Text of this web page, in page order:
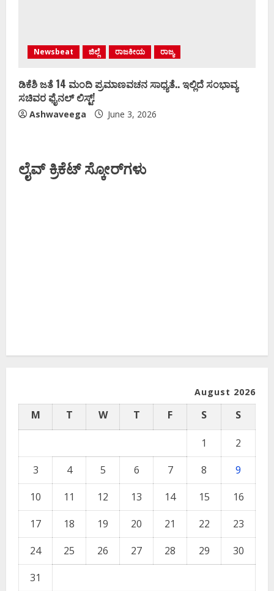
Newsbeat ಜಿಲ್ಲೆ ರಾಜಕೀಯ ರಾಜ್ಯ
ಡಿಕೆಶಿ ಜತೆ 14 ಮಂದಿ ಪ್ರಮಾಣವಚನ ಸಾಧ್ಯತೆ.. ಇಲ್ಲಿದೆ ಸಂಭಾವ್ಯ
ಸಚಿವರ ಫೈನಲ್ ಲಿಸ್ಟ್‌!
Ashwaveega June 3, 2026
ಲೈವ್ ಕ್ರಿಕೆಟ್ ಸ್ಕೋರ್‌ಗಳು
August 2026
M T W T F S S
1
2
3
4 5 6 7 8
9
10
11 12 13 14 15
16
17
18 19 20 21 22
23
24
25 26 27 28 29
30
31